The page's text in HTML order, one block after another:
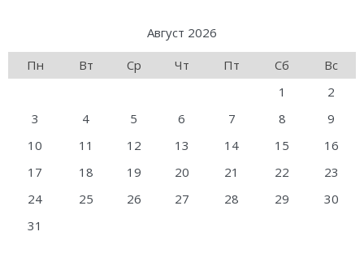
Август 2026
Пн
Вт Ср Чт Пт Сб
Вс
1
2
3
4 5 6 7 8
9
10
11 12 13 14 15
16
17
18 19 20 21 22
23
24
25 26 27 28 29
30
31